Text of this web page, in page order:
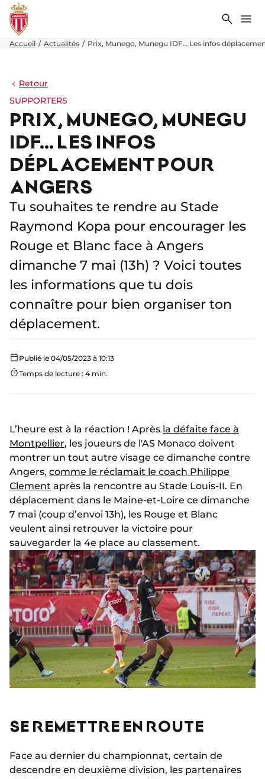
Accueil Actualités Prix, Munego, Munegu IDF… Les infos
Retour
SUPPORTERS
PRIX, MUNEGO, MUNEGU
IDF… LES INFOS
DÉPLACEMENT POUR
ANGERS
Tu souhaites te rendre au Stade
Raymond Kopa pour encourager les
Rouge et Blanc face à Angers
dimanche 7 mai (13h) ? Voici toutes
les informations que tu dois
connaître pour bien organiser ton
déplacement.
Publié le 04/05/2023 à 10:13
Temps de lecture : 4 min.
L’heure est à la réaction ! Après la défaite face à
Montpellier, les joueurs de l'AS Monaco doivent
montrer un tout autre visage ce dimanche contre
Angers, comme le réclamait le coach Philippe
Clement après la rencontre au Stade Louis-II. En
déplacement dans le Maine-et-Loire ce dimanche
7 mai (coup d’envoi 13h), les Rouge et Blanc
veulent ainsi retrouver la victoire pour
sauvegarder la 4e place au classement.
SE REMETTRE EN ROUTE
Face au dernier du championnat, certain de
descendre en deuxième division, les partenaires